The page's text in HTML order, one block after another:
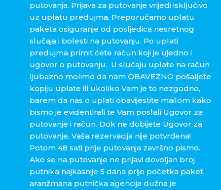
putovanja. Prijava za putovanje vrijedi isključivo
uz uplatu predujma. Preporučamo uplatu
paketa osiguranje od posljedica nesretnog
slučaja i bolesti na putovanju. Po uplati
predujma primit ćete račun koji je ujedno i
ugovor o putovanju. U slučaju uplate na račun
ljubazno molimo da nam OBAVEZNO pošaljete
kopiju uplate ili ukoliko Vam je to nezgodno,
barem da nas o uplati obavijestite mailom kako
bismo je evidentirali te Vam poslali Ugovor za
putovanje i račun. Dok ne dobijete Ugovor za
putovanje, Vaša rezervacija nije potvrđena!
Potom 48 sati prije putovanja završno pismo.
Ako se na putovanje ne prijavi dovoljan broj
putnika najkasnije 5 dana prije početka paket
aranžmana putnička agencija dužna je